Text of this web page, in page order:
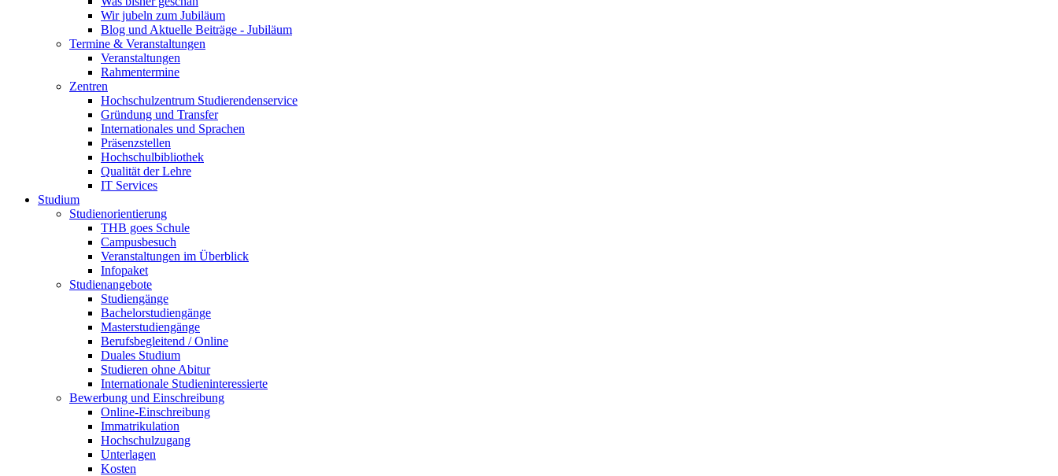
Wir jubeln zum Jubiläum
Blog und Aktuelle Beiträge - Jubiläum
Termine & Veranstaltungen
Veranstaltungen
Rahmentermine
Zentren
Hochschulzentrum Studierendenservice
Gründung und Transfer
Internationales und Sprachen
Präsenzstellen
Hochschulbibliothek
Qualität der Lehre
IT Services
Studium
Studienorientierung
THB goes Schule
Campusbesuch
Veranstaltungen im Überblick
Infopaket
Studienangebote
Studiengänge
Bachelorstudiengänge
Masterstudiengänge
Berufsbegleitend / Online
Duales Studium
Studieren ohne Abitur
Internationale Studieninteressierte
Bewerbung und Einschreibung
Online-Einschreibung
Immatrikulation
Hochschulzugang
Unterlagen
Kosten